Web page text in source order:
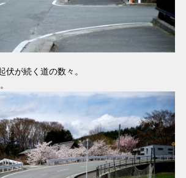
伏が続く道の数々。